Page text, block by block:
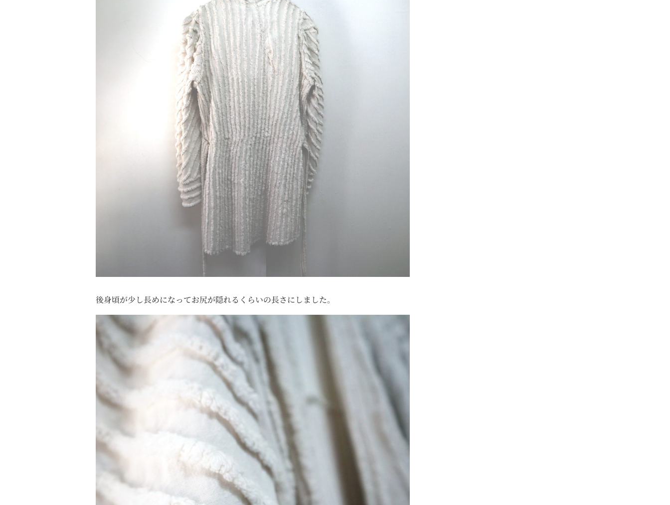
後身頃が少し長めになってお尻が隠れるくらいの長さにしました。